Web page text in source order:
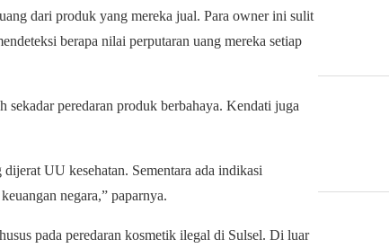
dari produk yang mereka jual. Para owner ini sulit
berapa nilai perputaran uang mereka setiap
peredaran produk berbahaya. Kendati juga
UU kesehatan. Sementara ada indikasi
negara,” paparnya.
pada peredaran kosmetik ilegal di Sulsel. Di luar